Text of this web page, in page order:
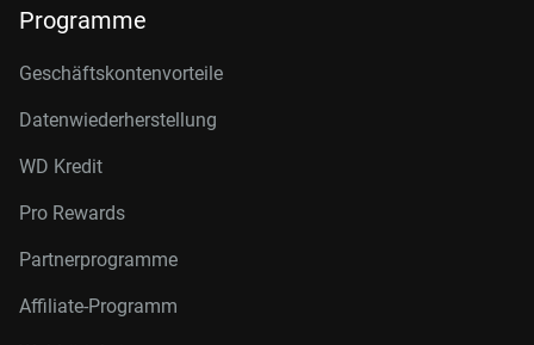
Programme
Geschäftskontenvorteile
Datenwiederherstellung
WD Kredit
Pro Rewards
Partnerprogramme
Affiliate-Programm